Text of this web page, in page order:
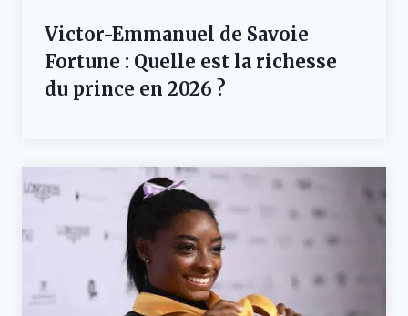
Victor-Emmanuel de Savoie
Fortune : Quelle est la richesse
du prince en 2026 ?